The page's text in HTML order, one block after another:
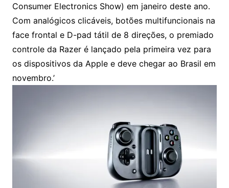
Consumer Electronics Show) em janeiro deste ano.
Com analógicos clicáveis, botões multifuncionais na
face frontal e D-pad tátil de 8 direções, o premiado
controle da Razer é lançado pela primeira vez para
os dispositivos da Apple e deve chegar ao Brasil em
novembro.’